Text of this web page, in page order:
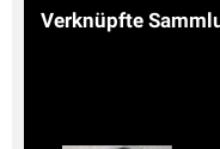
Verknüpfte